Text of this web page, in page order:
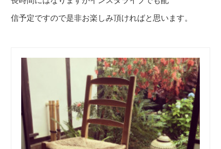
信予定ですので是非お楽しみ頂ければと思います。